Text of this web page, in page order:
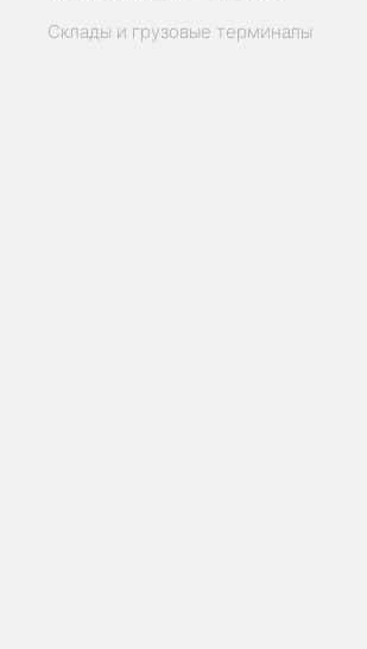
Склады и грузовые терминалы